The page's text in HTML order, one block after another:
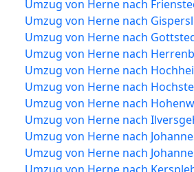
Umzug von Herne nach
Umzug von Herne nach
Umzug von Herne nach
Umzug von Herne nach
Umzug von Herne nach
Umzug von Herne nach
Umzug von Herne nach
Umzug von Herne nach
Umzug von Herne nach
Umzug von Herne nach
Umzug von Herne nach